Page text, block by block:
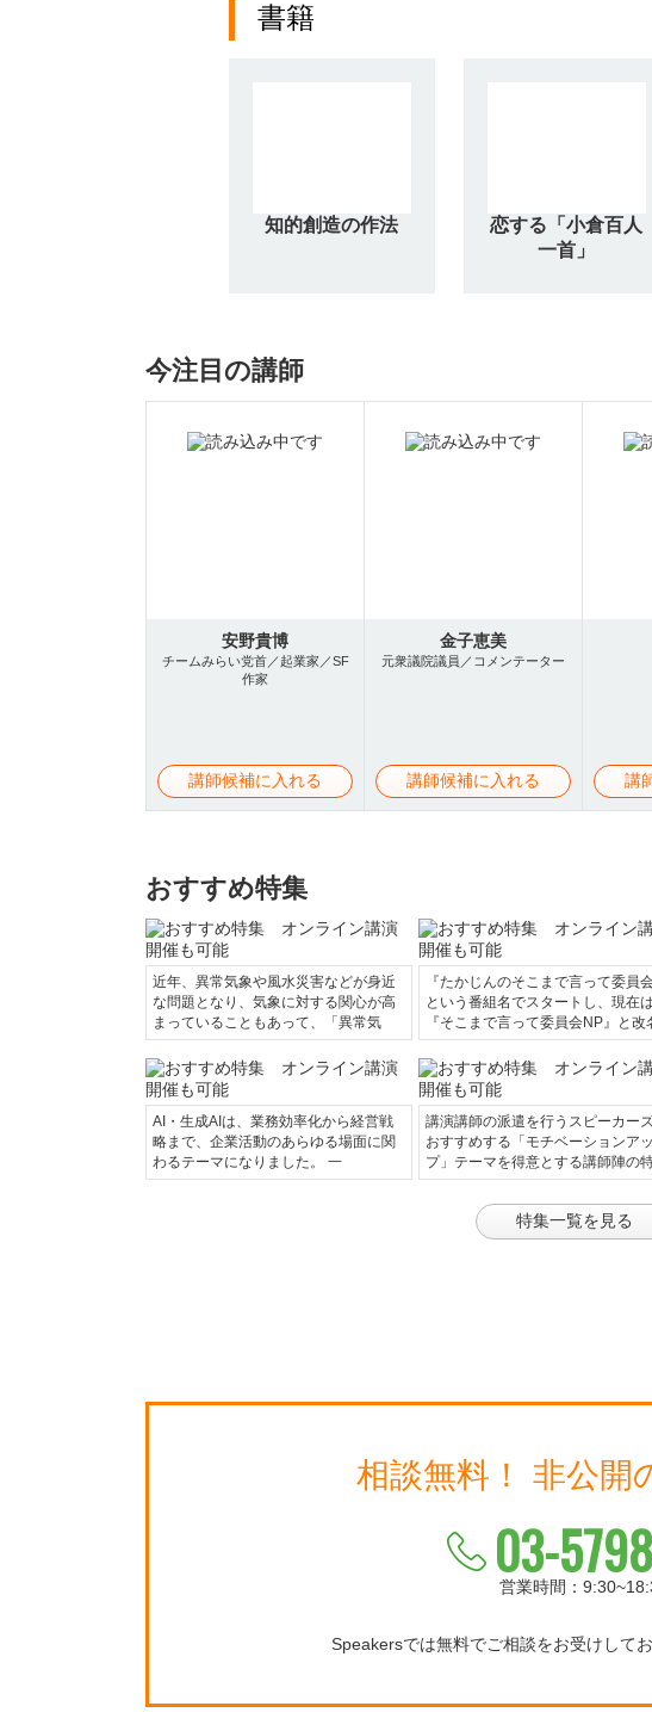
書籍
知的創造の作法
恋する「小倉百人
一首」
今注目の講師
安野貴博
チームみらい党首／起業家／SF
作家
講師候補に入れる
金子恵美
元衆議院議員／コメンテーター
講師候補に入れる 講
おすすめ特集
近年、異常気象や風水災害などが身近
な問題となり、気象に対する関心が高
まっていることもあって、「異常気
『たかじんのそこまで言って委員会
という番組名でスタートし、現在は
『そこまで言って委員会NP』と改
AI・生成AIは、業務効率化から経営戦
略まで、企業活動のあらゆる場面に関
わるテーマになりました。 一
講演講師の派遣を行うスピーカー
おすすめする「モチベーションアッ
プ」テーマを得意とする講師陣の
特集一覧を見る
相談無料！ 非公開
03-
営業時間：
Speakersでは無料でご相談をお受けしてお